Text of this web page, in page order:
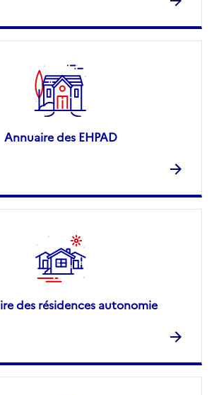
Annuaire des EHPAD
des résidences autonomie